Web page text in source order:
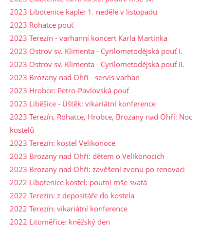
2023 Libotenice kaple: 1. neděle v listopadu
2023 Rohatce pouť
2023 Terezín - varhanní koncert Karla Martínka
2023 Ostrov sv. Klimenta - Cyrilometodějská pouť I.
2023 Ostrov sv. Klimenta - Cyrilometodějská pouť II.
2023 Brozany nad Ohří - servis varhan
2023 Hrobce: Petro-Pavlovská pouť
2023 Liběšice - Úštěk: vikariátní konference
2023 Terezín, Rohatce, Hrobce, Brozany nad Ohří: Noc
kostelů
2023 Terezín: kostel Velikonoce
2023 Brozany nad Ohří: dětem o Velikonocích
2023 Brozany nad Ohří: zavěšení zvonu po renovaci
2022 Libotenice kostel: poutní mše svatá
2022 Terezín: z depositáře do kostela
2022 Terezín: vikariátní konference
2022 Litoměřice: kněžský den